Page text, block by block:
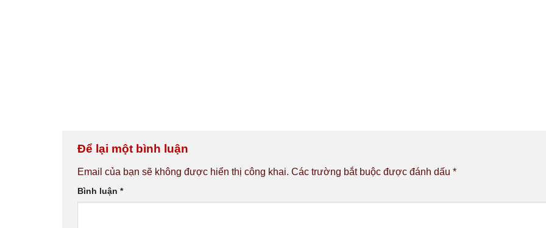
Để lại một bình luận
Email của bạn sẽ không được hiển thị công khai. Các trường bắt buộc được đánh dấu *
Bình luận *